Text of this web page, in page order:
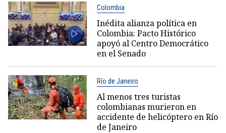
Colombia
Inédita alianza política en
Colombia: Pacto Histórico
apoyó al Centro Democrático
en el Senado
Río de Janeiro
Al menos tres turistas
colombianas murieron en
accidente de helicóptero en Río
de Janeiro